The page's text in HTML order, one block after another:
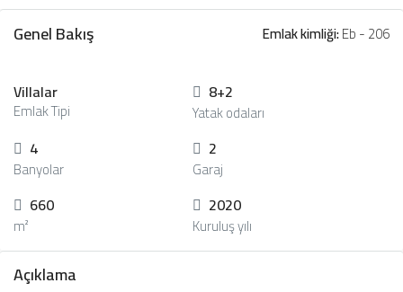
Genel Bakış
Emlak kimliği:Eb - 206
Villalar
Emlak Tipi
8+2
Yatak odaları
4
Banyolar
2
Garaj
660
m²
2020
Kuruluş yılı
Açıklama